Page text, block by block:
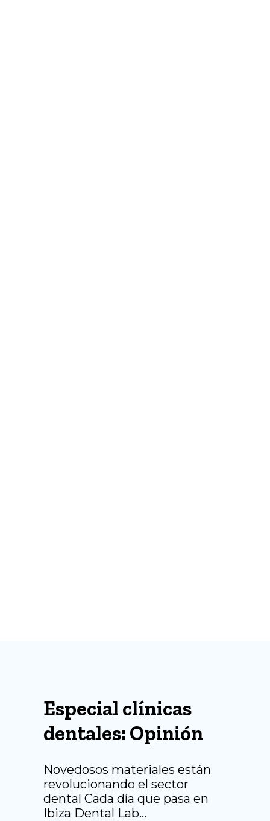
Especial clínicas
dentales: Opinión
Novedosos materiales están
revolucionando el sector
dental Cada día que pasa en
Ibiza Dental Lab…